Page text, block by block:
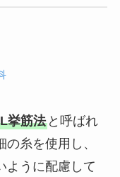
挙筋法と呼ばれ
糸を使用し、
ように配慮して